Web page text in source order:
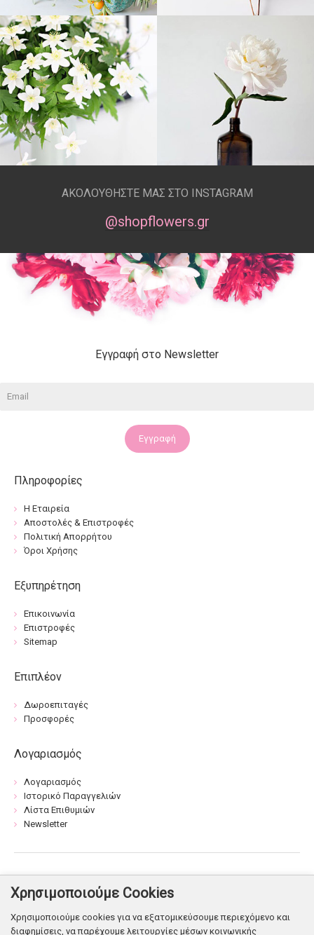
ΑΚΟΛΟΥΘΗΣΤΕ ΜΑΣ ΣΤΟ INSTAGRAM
@shopflowers.gr
Εγγραφή στο Newsletter
Εγγραφή
Πληροφορίες
Η Εταιρεία
Αποστολές & Επιστροφές
Πολιτική Απορρήτου
Όροι Χρήσης
Εξυπηρέτηση
Επικοινωνία
Επιστροφές
Sitemap
Επιπλέον
Δωροεπιταγές
Προσφορές
Λογαριασμός
Λογαριασμός
Ιστορικό Παραγγελιών
Λίστα Επιθυμιών
Newsletter
Χρησιμοποιούμε Cookies
Χρησιμοποιούμε cookies για να εξατομικεύσουμε περιεχόμενο και
διαφημίσεις, να παρέχουμε λειτουργίες μέσων κοινωνικής